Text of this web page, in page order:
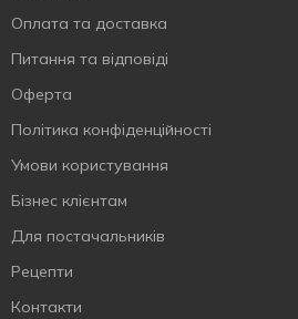
Оплата та доставка
Питання та відповіді
Оферта
Політика конфіденційності
Умови користування
Бізнес клієнтам
Для постачальників
Рецепти
Контакти